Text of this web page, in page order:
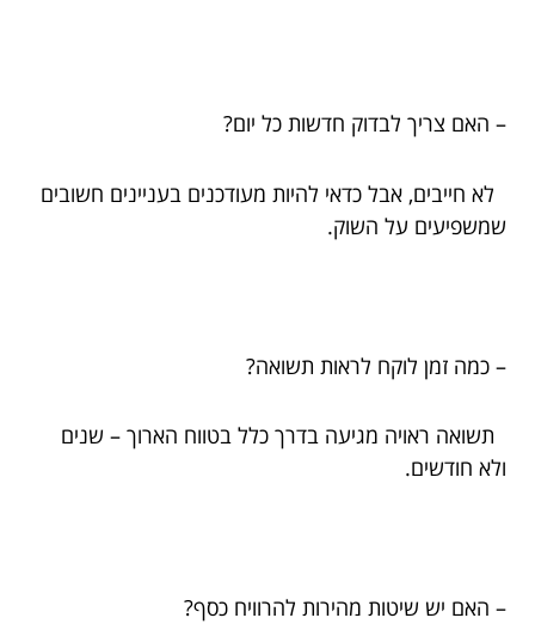
– האם צריך לבדוק חדשות כל יום?
לא חייבים, אבל כדאי להיות מעודכנים בעניינים חשובים
שמשפיעים על השוק.
– כמה זמן לוקח לראות תשואה?
תשואה ראויה מגיעה בדרך כלל בטווח הארוך – שנים
ולא חודשים.
– האם יש שיטות מהירות להרוויח כסף?